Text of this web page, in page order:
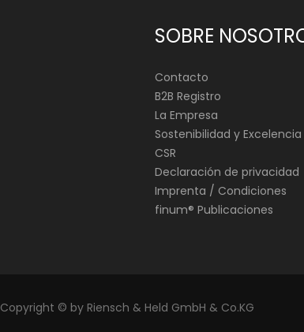
SOBRE
Contacto
B2B Registro
La Empresa
Sostenibilidad y Excelencia
CSR
Declaración de privacidad
Imprenta / Condiciones
finum®️ Publicaciones
Copyright © by Riensch & Held GmbH & Co.KG